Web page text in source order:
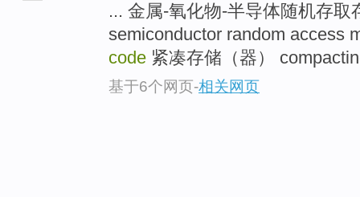
... 金属-氧化物-半导体随机存取
semiconductor random access
code 紧凑存储（器）
基于6个网页-相关网页